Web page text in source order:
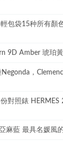
包袋15种所有顏
9D Amber 琥珀
，
對照錶 HERMES
麻藍 最具名媛風